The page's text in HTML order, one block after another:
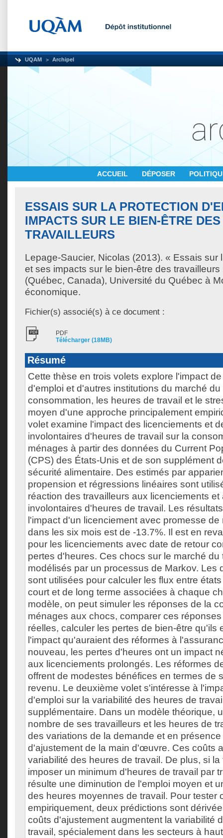
UQAM Archipel
ACCUEIL DÉPOSER
ESSAIS SUR LA PROTECTION
IMPACTS SUR LE BIEN-ÊTRE DES
TRAVAILLEURS
Lepage-Saucier, Nicolas (2013). « Essais sur
et ses impacts sur le bien-être des
(Québec, Canada), Université du Québec à
économique.
Fichier(s) associé(s) à ce document :
PDF
Télécharger (18MB)
Résumé
Cette thèse en trois volets explore l'impact
d'emploi et d'autres institutions du marché du
consommation, les heures de travail et le
moyen d'une approche principalement
volet examine l'impact des licenciements et
involontaires d'heures de travail sur la
ménages à partir des données du Current
(CPS) des États-Unis et de son supplément
sécurité alimentaire. Des estimés par
propension et régressions linéaires sont
réaction des travailleurs aux licenciements et
involontaires d'heures de travail. Les
l'impact d'un licenciement avec promesse de
dans les six mois est de -13.7%. Il est en
pour les licenciements avec date de retour
pertes d'heures. Ces chocs sur le marché du
modélisés par un processus de Markov. Les
sont utilisées pour calculer les flux entre
court et de long terme associées à chaque
modèle, on peut simuler les réponses de la
ménages aux chocs, comparer ces
réelles, calculer les pertes de bien-être qu'ils
l'impact qu'auraient des réformes à
nouveau, les pertes d'heures ont un impact
aux licenciements prolongés. Les réformes
offrent de modestes bénéfices en termes de
revenu. Le deuxième volet s'intéresse à
d'emploi sur la variabilité des heures de
supplémentaire. Dans un modèle théorique,
nombre de ses travailleurs et les heures de
des variations de la demande et en
d'ajustement de la main d'œuvre. Ces coûts
variabilité des heures de travail. De plus, si la
imposer un minimum d'heures de travail par
résulte une diminution de l'emploi moyen et
des heures moyennes de travail. Pour tester
empiriquement, deux prédictions sont
coûts d'ajustement augmentent la variabilité
travail, spécialement dans les secteurs à